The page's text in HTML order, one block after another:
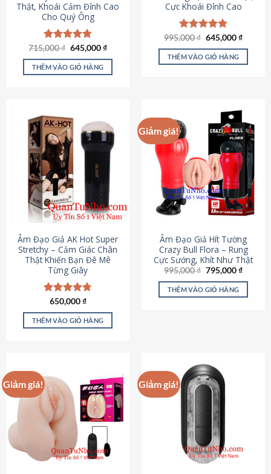
Thật, Khoái Cảm Đỉnh Cao
Cho Quý Ông
Được xếp
hạng4.79
5 sao
715,000₫ Giá
là:
715,000 ₫.
645,000₫Giá
tại
THÊM VÀO GIỎ HÀNG
Cực Khoái Đỉnh Cao
Được xếp
hạng4.88
5 sao
995,000₫ Giá
là:
995,000 ₫.
645,000₫Giá
tại
THÊM VÀO GIỎ HÀNG
Âm Đạo Giả AK Hot Super
Stretchy – Cảm Giác Chân
Thật Khiến Bạn Đê Mê
Từng Giây
Được xếp
hạng4.75
5 sao
650,000₫
THÊM VÀO GIỎ HÀNG
Giảm giá!
Âm Đạo Giả Hít Tường
Crazy Bull Flora – Rung
Cực Sướng, Khít Như Thật
995,000₫ Giá
là:
995,000 ₫.
795,000₫Giá
tại
THÊM VÀO GIỎ HÀNG
Giảm giá! Giảm giá!